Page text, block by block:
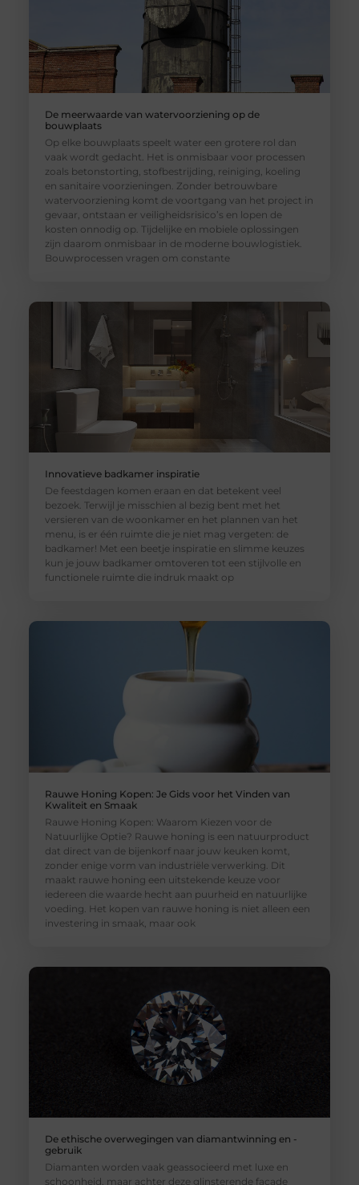
De meerwaarde van watervoorziening op de
bouwplaats
Op elke bouwplaats speelt water een grotere rol dan
vaak wordt gedacht. Het is onmisbaar voor processen
zoals betonstorting, stofbestrijding, reiniging, koeling
en sanitaire voorzieningen. Zonder betrouwbare
watervoorziening komt de voortgang van het project in
gevaar, ontstaan er veiligheidsrisico’s en lopen de
kosten onnodig op. Tijdelijke en mobiele oplossingen
zijn daarom onmisbaar in de moderne bouwlogistiek.
Bouwprocessen vragen om constante
Innovatieve badkamer inspiratie
De feestdagen komen eraan en dat betekent veel
bezoek. Terwijl je misschien al bezig bent met het
versieren van de woonkamer en het plannen van het
menu, is er één ruimte die je niet mag vergeten: de
badkamer! Met een beetje inspiratie en slimme keuzes
kun je jouw badkamer omtoveren tot een stijlvolle en
functionele ruimte die indruk maakt op
Rauwe Honing Kopen: Je Gids voor het Vinden van
Kwaliteit en Smaak
Rauwe Honing Kopen: Waarom Kiezen voor de
Natuurlijke Optie? Rauwe honing is een natuurproduct
dat direct van de bijenkorf naar jouw keuken komt,
zonder enige vorm van industriële verwerking. Dit
maakt rauwe honing een uitstekende keuze voor
iedereen die waarde hecht aan puurheid en natuurlijke
voeding. Het kopen van rauwe honing is niet alleen een
investering in smaak, maar ook
De ethische overwegingen van diamantwinning en -
gebruik
Diamanten worden vaak geassocieerd met luxe en
schoonheid, maar achter deze glinsterende façade